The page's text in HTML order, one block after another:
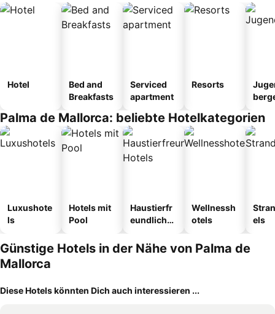
Hotel
Bed and
Breakfasts
Serviced
apartment
Resorts
Palma de Mallorca: beliebte Hotelkategorien
Luxushote
ls
Hotels mit
Pool
Haustierfr
eundliche
Wellnessh
otels
els
Günstige Hotels in der Nähe von Palma de
Mallorca
Diese Hotels könnten Dich auch interessieren ...